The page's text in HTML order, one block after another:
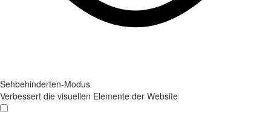
Sehbehinderten-Modus
Verbessert die visuellen Elemente der Website